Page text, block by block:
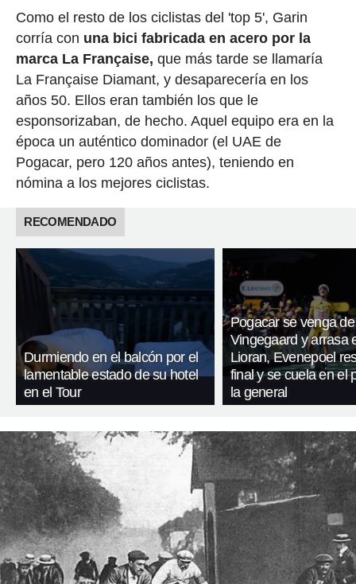
Como el resto de los ciclistas del 'top 5', Garin
corría con una bici fabricada en acero por la
marca La Française, que más tarde se llamaría
La Française Diamant, y desaparecería en los
años 50. Ellos eran también los que le
esponsorizaban, de hecho. Aquel equipo era en la
época un auténtico dominador (el UAE de
Pogacar, pero 120 años antes), teniendo en
nómina a los mejores ciclistas.
RECOMENDADO
Durmiendo en el balcón por el
lamentable estado de su hotel
en el Tour
Pogacar se venga de
Vingegaard y arrasa
Lioran, Evenepoel
final y se cuela en el
la general